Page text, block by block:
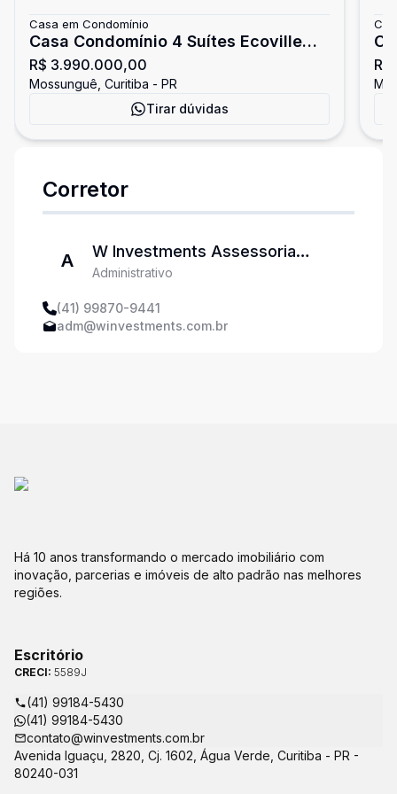
Casa em Condomínio
Casa Condomínio 4 Suítes Ecoville
Curitiba
R$ 3.990.000,00
Mossunguê, Curitiba - PR
Tirar dúvidas
R$
Corretor
A
W Investments Assessoria
Imobiliária
Administrativo
(41) 99870-9441
adm@winvestments.com.br
Há 10 anos transformando o mercado imobiliário com
inovação, parcerias e imóveis de alto padrão nas melhores
regiões.
Escritório
CRECI: 5589J
(41) 99184-5430
(41) 99184-5430
contato@winvestments.com.br
Avenida Iguaçu, 2820, Cj. 1602, Água Verde, Curitiba - PR -
80240-031